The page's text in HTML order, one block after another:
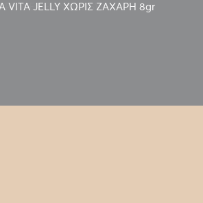
VITA JELLY ΧΩΡΙΣ ΖΑΧΑΡΗ 8gr